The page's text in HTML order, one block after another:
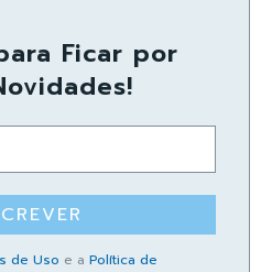
Ficar por
de Uso e a Política de